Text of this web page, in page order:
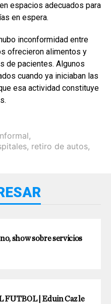
espacios adecuados para
en espera.
inconformidad entre
ofrecieron alimentos y
de pacientes. Algunos
cuando ya iniciaban las
esa actividad constituye
,
, retiro de autos,
show sobre servicios
FUTBOL | Eduin Caz le